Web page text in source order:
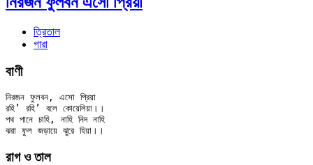
ত্রিতাল
গারা
বাণী
নিরজন ফুলবন, এসো প্রিয়া
রহি’ রহি’ বলে কোয়েলিয়া।।
পথ পানে চাহি, নাহি নিদ নাহি
রাগ ও তাল